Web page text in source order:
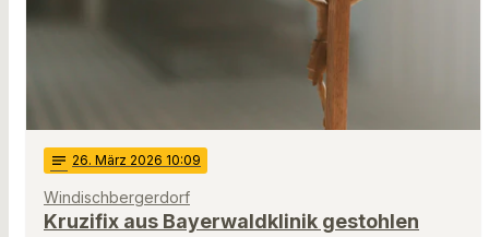
notes 26. März 2026 10:09
Windischbergerdorf
Kruzifix aus Bayerwaldklinik gestohlen